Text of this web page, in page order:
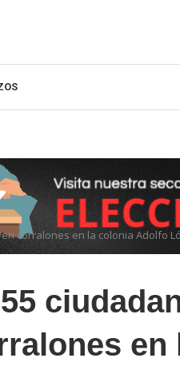
corralones en la colonia Adolfo